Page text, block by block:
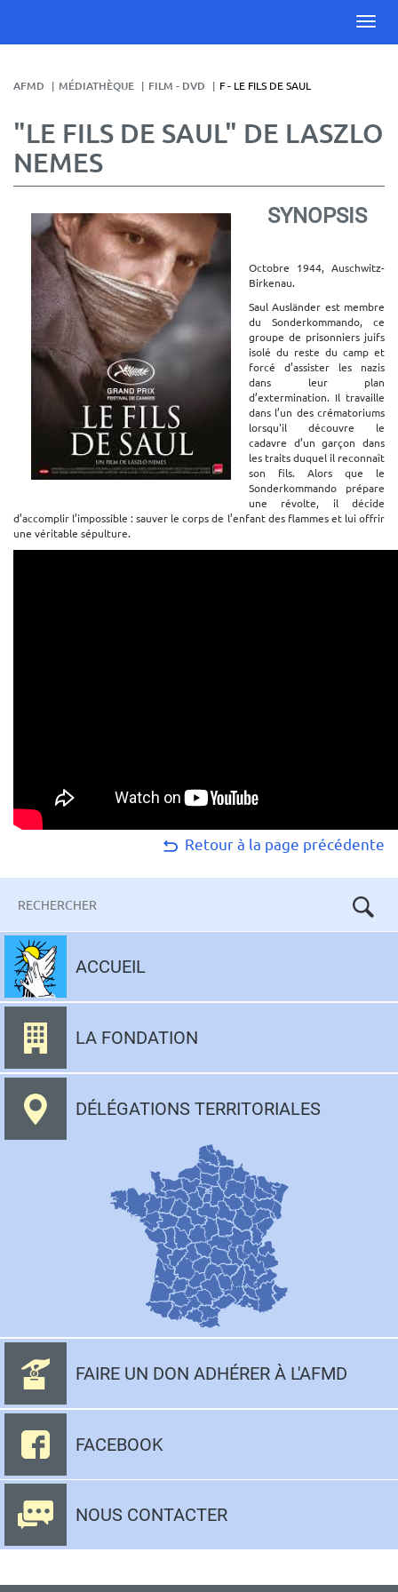
AFMD MÉDIATHÈQUE FILM - DVD F - LE FILS DE SAUL
"LE FILS DE SAUL" DE LASZLO
NEMES
SYNOPSIS
Octobre 1944, Auschwitz-
Birkenau.
Saul Ausländer est membre
du Sonderkommando, ce
groupe de prisonniers juifs
isolé du reste du camp et
forcé d’assister les nazis
dans leur plan
d’extermination. Il travaille
dans l’un des crématoriums
lorsqu'il découvre le
cadavre d’un garçon dans
les traits duquel il reconnaît
son fils. Alors que le
Sonderkommando prépare
une révolte, il décide
d’accomplir l’impossible : sauver le corps de l’enfant des flammes et lui offrir
une véritable sépulture.
Retour à la page précédente
clés
Aller
contenu
ACCUEIL
LA FONDATION
DÉLÉGATIONS TERRITORIALES
FAIRE UN DON ADHÉRER À L'AFMD
FACEBOOK
NOUS CONTACTER